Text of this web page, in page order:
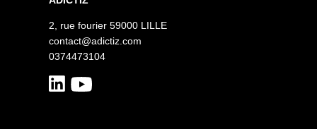
2, rue fourier 59000 LILLE
contact@adictiz.com
0374473104